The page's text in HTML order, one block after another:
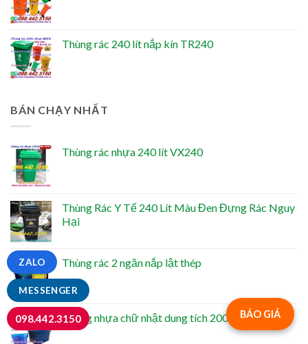
Thùng rác 240 lít nắp kín TR240
BÁN CHẠY NHẤT
Thùng rác nhựa 240 lít VX240
Thùng Rác Y Tế 240 Lít Màu Đen Đựng Rác Nguy
Hại
Thùng rác 2 ngăn nắp lật thép
Thùng nhựa chữ nhật dung tích 2000 lítBÁO GIÁ
MESSENGER
ZALO
098.442.3150